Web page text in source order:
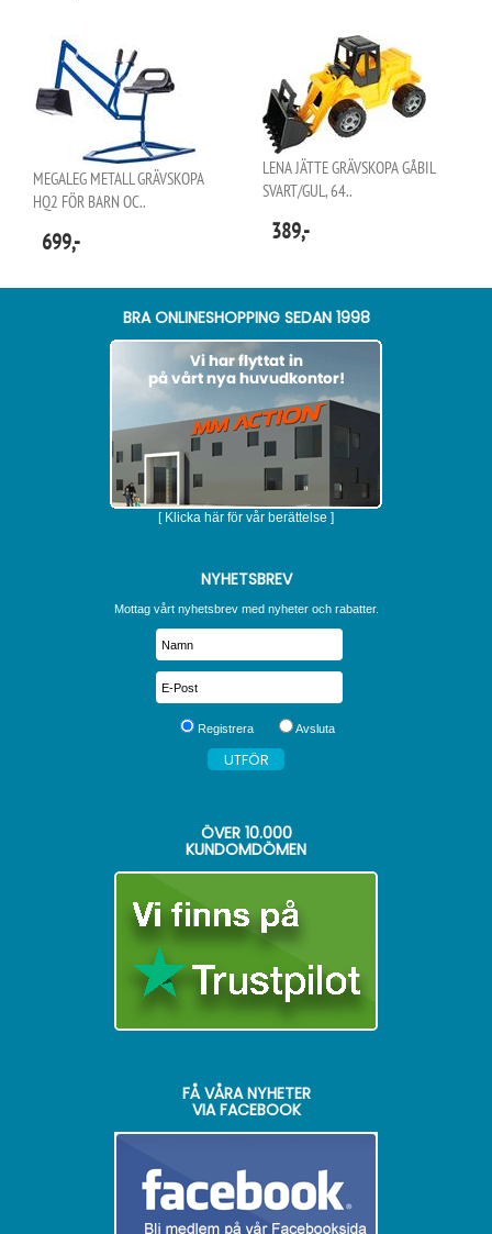
MEGALEG METALL GRÄVSKOPA
HQ2 FÖR BARN OC..
699,-
LENA JÄTTE GRÄVSKOPA GÅBIL
SVART/GUL, 64..
389,-
BRA ONLINESHOPPING SEDAN 1998
[ Klicka här för vår berättelse ]
NYHETSBREV
Mottag vårt nyhetsbrev med nyheter och rabatter.
Registrera Avsluta
ÖVER 10.000
KUNDOMDÖMEN
FÅ VÅRA NYHETER
VIA FACEBOOK